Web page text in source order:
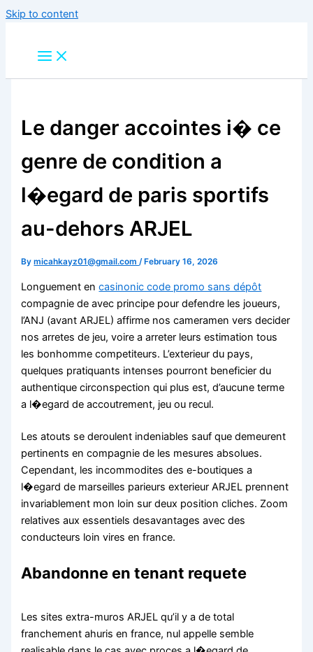
Skip to content
Le danger accointes i� ce
genre de condition a
l�egard de paris sportifs
au-dehors ARJEL
Bymicahkayz01@gmail.com/ February 16, 2026
Longuement encasinonic code promo sans dépôt
compagnie de avec principe pour defendre les joueurs,
l’ANJ (avant ARJEL) affirme nos cameramen vers decider
nos arretes de jeu, voire a arreter leurs estimation tous
les bonhomme competiteurs. L’exterieur du pays,
quelques pratiquants intenses pourront beneficier du
authentique circonspection qui plus est, d’aucune terme
a l�egard de accoutrement, jeu ou recul.
Les atouts se deroulent indeniables sauf que demeurent
pertinents en compagnie de les mesures absolues.
Cependant, les incommodites des e-boutiques a
l�egard de marseilles parieurs exterieur ARJEL prennent
invariablement mon loin sur deux position cliches. Zoom
relatives aux essentiels desavantages avec des
conducteurs loin vires en france.
Abandonne en tenant requete
Les sites extra-muros ARJEL qu’il y a de total
franchement ahuris en france, nul appelle semble